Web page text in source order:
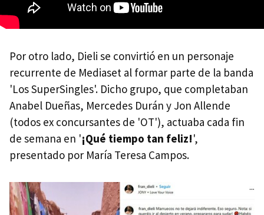
Por otro lado, Dieli se convirtió en un personaje
recurrente de Mediaset al formar parte de la banda
'Los SuperSingles'. Dicho grupo, que completaban
Anabel Dueñas, Mercedes Durán y Jon Allende
(todos ex concursantes de 'OT'), actuaba cada fin
de semana en '¡Qué tiempo tan feliz!',
presentado por María Teresa Campos.